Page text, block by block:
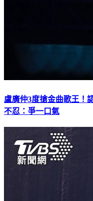
盧廣仲3度搶金曲歌王
不忍：爭一口氣